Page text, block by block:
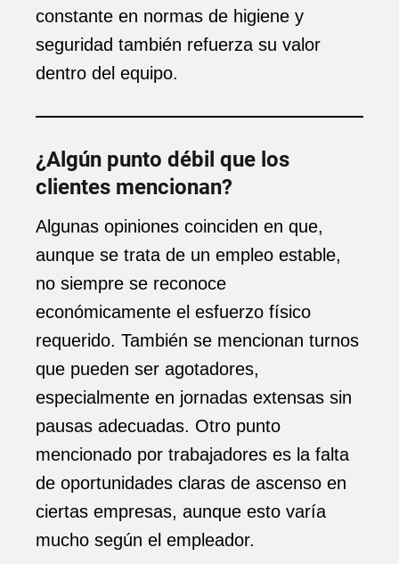
constante en normas de higiene y
seguridad también refuerza su valor
dentro del equipo.
¿Algún punto débil que los
clientes mencionan?
Algunas opiniones coinciden en que,
aunque se trata de un empleo estable,
no siempre se reconoce
económicamente el esfuerzo físico
requerido. También se mencionan turnos
que pueden ser agotadores,
especialmente en jornadas extensas sin
pausas adecuadas. Otro punto
mencionado por trabajadores es la falta
de oportunidades claras de ascenso en
ciertas empresas, aunque esto varía
mucho según el empleador.